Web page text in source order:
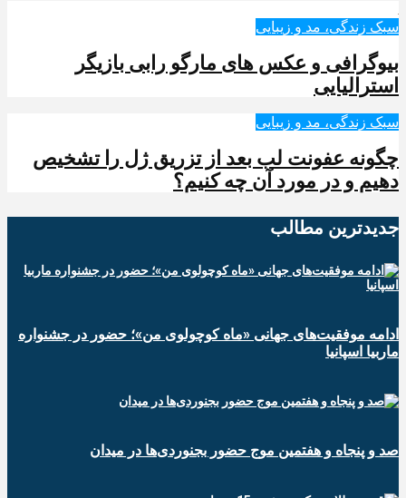
سبک زندگی، مد و زیبایی
بیوگرافی و عکس های مارگو رابی بازیگر
استرالیایی
سبک زندگی، مد و زیبایی
چگونه عفونت لب بعد از تزریق ژل را تشخیص
دهیم و در مورد آن چه کنیم؟
جدیدترین‌ مطالب
ادامه موفقیت‌های جهانی «ماه کوچولوی من»؛ حضور در جشنواره
ماربیا اسپانیا
صد و پنجاه و هفتمین موج حضور بجنوردی‌ها در میدان